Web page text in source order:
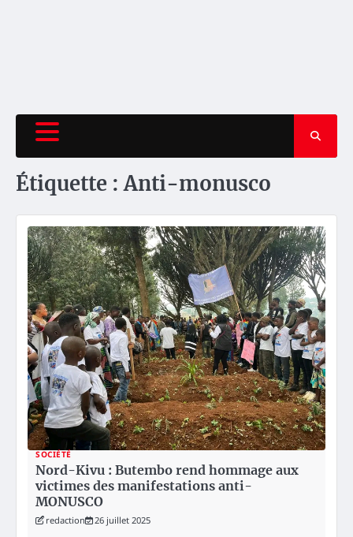
Étiquette :Anti-monusco
SOCIÉTÉ
Nord-Kivu : Butembo rend hommage aux
victimes des manifestations anti-
MONUSCO
redaction 26 juillet 2025